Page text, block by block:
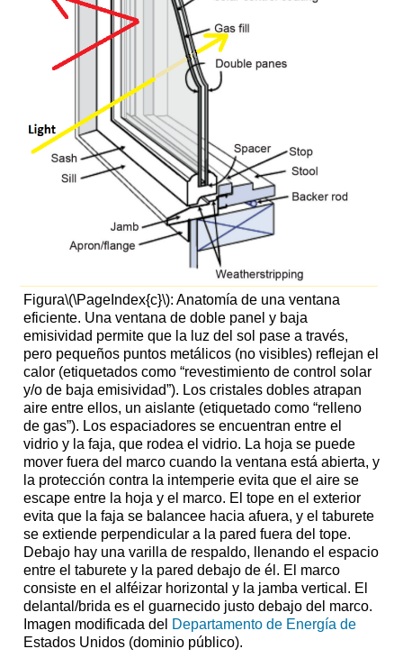
Figura\(\PageIndex{c}\): Anatomía de una ventana
eficiente. Una ventana de doble panel y baja
emisividad permite que la luz del sol pase a través,
pero pequeños puntos metálicos (no visibles) reflejan el
calor (etiquetados como “revestimiento de control solar
y/o de baja emisividad”). Los cristales dobles atrapan
aire entre ellos, un aislante (etiquetado como “relleno
de gas”). Los espaciadores se encuentran entre el
vidrio y la faja, que rodea el vidrio. La hoja se puede
mover fuera del marco cuando la ventana está abierta, y
la protección contra la intemperie evita que el aire se
escape entre la hoja y el marco. El tope en el exterior
evita que la faja se balancee hacia afuera, y el taburete
se extiende perpendicular a la pared fuera del tope.
Debajo hay una varilla de respaldo, llenando el espacio
entre el taburete y la pared debajo de él. El marco
consiste en el alféizar horizontal y la jamba vertical. El
delantal/brida es el guarnecido justo debajo del marco.
Imagen modificada del Departamento de Energía de
Estados Unidos (dominio público).